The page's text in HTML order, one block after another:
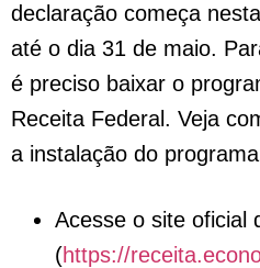
declaração começa
até o dia 31 de maio.
é preciso baixar o
Receita Federal. Veja
a instalação do
Acesse o site oficial
(https://